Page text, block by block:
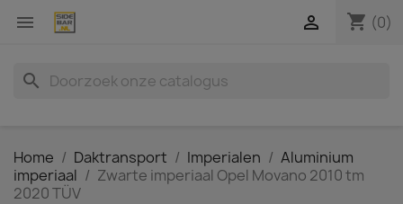
 shopping_cart (0)

search
Home Daktransport Imperialen
Aluminium
imperiaal
Zwarte imperiaal Opel Movano 2010 tm
2020 TÜV